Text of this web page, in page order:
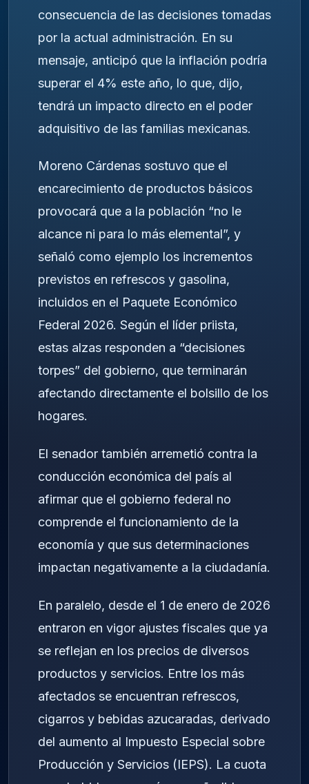
consecuencia de las decisiones tomadas
por la actual administración. En su
mensaje, anticipó que la inflación podría
superar el 4% este año, lo que, dijo,
tendrá un impacto directo en el poder
adquisitivo de las familias mexicanas.
Moreno Cárdenas sostuvo que el
encarecimiento de productos básicos
provocará que a la población “no le
alcance ni para lo más elemental”, y
señaló como ejemplo los incrementos
previstos en refrescos y gasolina,
incluidos en el Paquete Económico
Federal 2026. Según el líder priista,
estas alzas responden a “decisiones
torpes” del gobierno, que terminarán
afectando directamente el bolsillo de los
hogares.
El senador también arremetió contra la
conducción económica del país al
afirmar que el gobierno federal no
comprende el funcionamiento de la
economía y que sus determinaciones
impactan negativamente a la ciudadanía.
En paralelo, desde el 1 de enero de 2026
entraron en vigor ajustes fiscales que ya
se reflejan en los precios de diversos
productos y servicios. Entre los más
afectados se encuentran refrescos,
cigarros y bebidas azucaradas, derivado
del aumento al Impuesto Especial sobre
Producción y Servicios (IEPS). La cuota